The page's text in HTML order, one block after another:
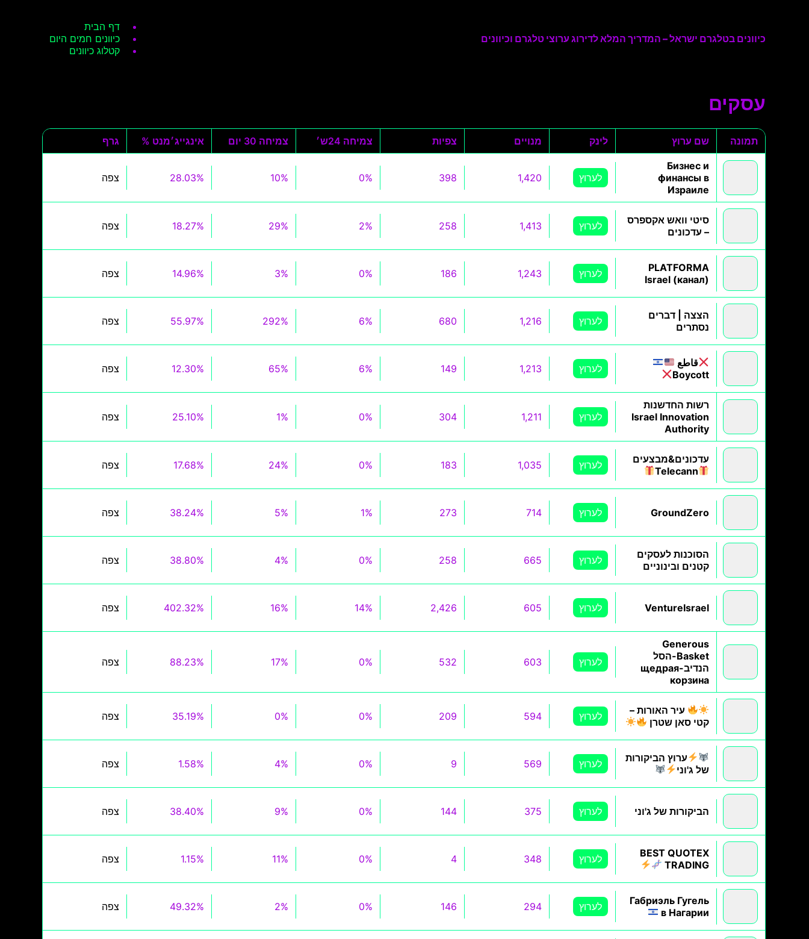
כיוונים בטלגרם ישראל – המדריך המלא לדירוג ערוצי טלגרם וכיוונים
דף הבית
כיוונים חמים היום
קטלוג כיוונים
עסקים
תמונה שם ערוץ לינק מנויים צפיות צמיחה 24ש׳ צמיחה 30 יום אינגייג׳מנט % גרף
Бизнес и
финансы в
Израиле
לערוץ 1,420
398
0%
10%
28.03% צפה
סיטי וואש אקספרס
– עדכונים
לערוץ 1,413
258
2%
29%
18.27% צפה
PLATFORMA
Israel (канал)
לערוץ 1,243
186
0%
3%
14.96% צפה
הצצה | דברים
נסתרים
לערוץ 1,216
680
6%
292%
55.97% צפה
قاطع
Boycott
לערוץ 1,213
149
6%
65%
12.30% צפה
רשות החדשנות
Israel Innovation
Authority
לערוץ 1,211
304
0%
1%
25.10% צפה
עדכונים&מבצעים
Telecann
לערוץ 1,035
183
0%
24%
17.68% צפה
GroundZero לערוץ 714
273
1%
5%
38.24% צפה
הסוכנות לעסקים
קטנים ובינוניים
לערוץ 665
258
0%
4%
38.80% צפה
VentureIsrael לערוץ 605
2,426
14%
16%
402.32% צפה
Generous
Basket-הסל
הנדיב-щедрая
корзина
לערוץ 603
532
0%
17%
88.23% צפה
עיר האורות –
קטי סאן שטרן
לערוץ 594
209
0%
0%
35.19% צפה
ערוץ הביקורות
של ג'וני
לערוץ 569
9
0%
4%
1.58% צפה
הביקורות של ג'וני לערוץ 375
144
0%
9%
38.40% צפה
BEST QUOTEX
TRADING
לערוץ 348
4
0%
11%
1.15% צפה
Габриэль Гугель
в Нагарии
לערוץ 294
146
0%
2%
49.32% צפה